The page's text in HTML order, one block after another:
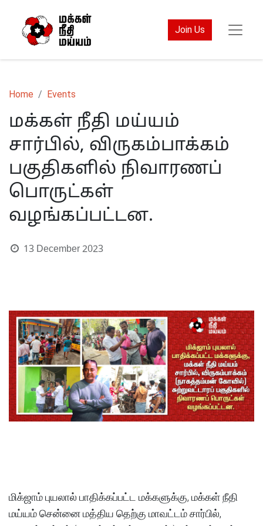
Join Us
Home Events
மக்கள் நீதி மய்யம்
சார்பில், விருகம்பாக்கம்
பகுதிகளில் நிவாரணப்
பொருட்கள்
வழங்கப்பட்டன.
13 December 2023
மிக்ஜாம் புயலால் பாதிக்கப்பட்ட மக்களுக்கு, மக்கள் நீதி
மய்யம் சென்னை மத்திய தெற்கு மாவட்டம் சார்பில்,